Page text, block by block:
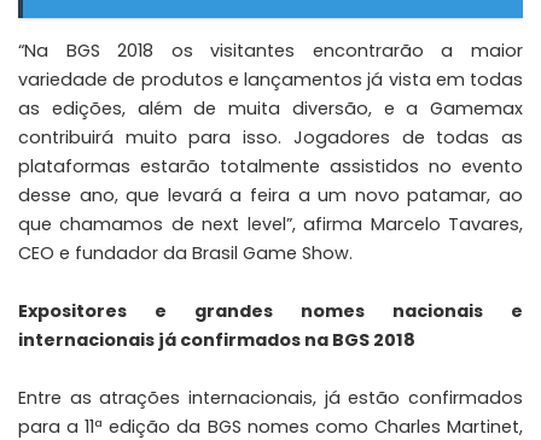
“Na BGS 2018 os visitantes encontrarão a maior
variedade de produtos e lançamentos já vista em todas
as edições, além de muita diversão, e a Gamemax
contribuirá muito para isso. Jogadores de todas as
plataformas estarão totalmente assistidos no evento
desse ano, que levará a feira a um novo patamar, ao
que chamamos de next level”, afirma Marcelo Tavares,
CEO e fundador da Brasil Game Show.
Expositores e grandes nomes nacionais e
internacionais já confirmados na BGS 2018
Entre as atrações internacionais, já estão confirmados
para a 11ª edição da BGS nomes como Charles Martinet,